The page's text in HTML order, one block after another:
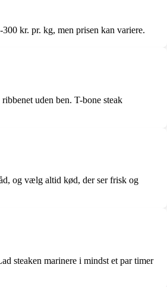
kr. pr. kg, men prisen kan variere.
uden ben. T-bone steak
og vælg altid kød, der ser frisk og
steaken marinere i mindst et par timer